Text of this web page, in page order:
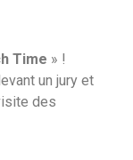
Time » !
un jury et
des